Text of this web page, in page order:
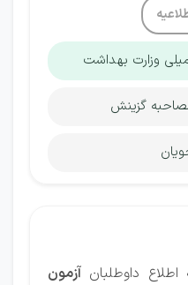
وزارت بهداشت
گزینش
اطلاع داوطلبان آزمون